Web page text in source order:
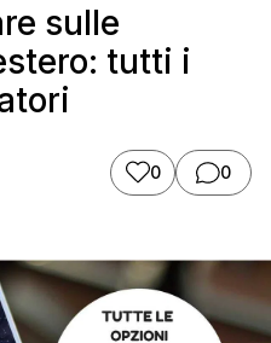
sulle
tutti i
0 0